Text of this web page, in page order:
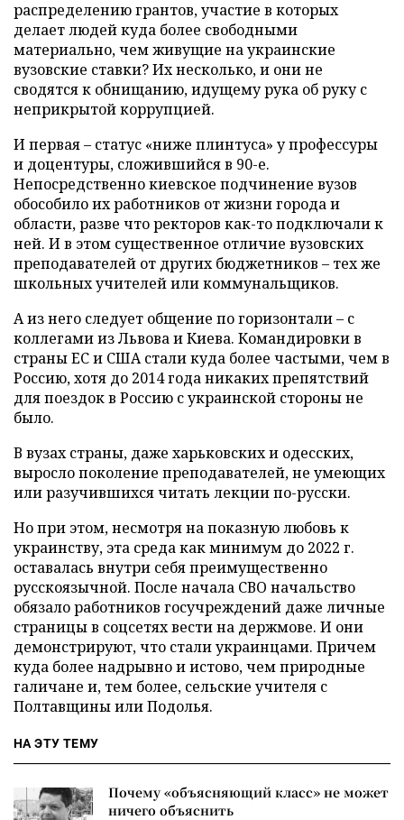
распределению грантов, участие в которых
делает людей куда более свободными
материально, чем живущие на украинские
вузовские ставки? Их несколько, и они не
сводятся к обнищанию, идущему рука об руку с
неприкрытой коррупцией.
И первая – статус «ниже плинтуса» у профессуры
и доцентуры, сложившийся в 90-е.
Непосредственно киевское подчинение вузов
обособило их работников от жизни города и
области, разве что ректоров как-то подключали к
ней. И в этом существенное отличие вузовских
преподавателей от других бюджетников – тех же
школьных учителей или коммунальщиков.
А из него следует общение по горизонтали – с
коллегами из Львова и Киева. Командировки в
страны ЕС и США стали куда более частыми, чем в
Россию, хотя до 2014 года никаких препятствий
для поездок в Россию с украинской стороны не
было.
В вузах страны, даже харьковских и одесских,
выросло поколение преподавателей, не умеющих
или разучившихся читать лекции по-русски.
Но при этом, несмотря на показную любовь к
украинству, эта среда как минимум до 2022 г.
оставалась внутри себя преимущественно
русскоязычной. После начала СВО начальство
обязало работников госучреждений даже личные
страницы в соцсетях вести на держмове. И они
демонстрируют, что стали украинцами. Причем
куда более надрывно и истово, чем природные
галичане и, тем более, сельские учителя с
Полтавщины или Подолья.
НА ЭТУ ТЕМУ
Почему «объясняющий класс» не может
ничего объяснить